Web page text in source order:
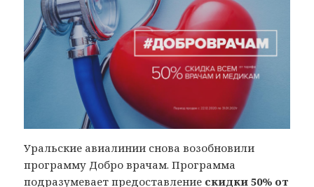
Уральские авиалинии снова возобновили
программу Добро врачам. Программа
подразумевает предоставление скидки 50% от